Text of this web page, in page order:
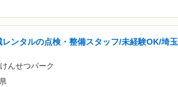
レンタルの点検・整備スタッフ/未経験OK/埼玉
んせつパーク